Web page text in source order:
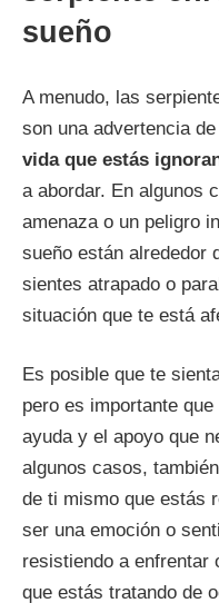
sueño
A menudo, las
son una advertencia
vida que estás
a abordar. En algunos
amenaza o un peligro
sueño están alrededor
sientes atrapado o
situación que te está
Es posible que te
pero es importante
ayuda y el apoyo que
algunos casos,
de ti mismo que estás
ser una emoción o
resistiendo a enfrentar
que estás tratando de